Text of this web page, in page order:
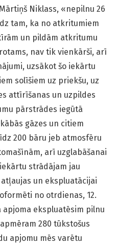
Niklass, «nepilnu 26
tam, ka no atkritumiem
un pildām atkritumu
nav tik vienkārši, arī
uzsākot šo iekārtu
solīšiem uz priekšu, uz
attīrīšanas un uzpildes
pārstrādes iegūtā
gāzes un citiem
200 bāru jeb atmosfēru
arī uzglabāšanai
strādājam jau
un ekspluatācijai
no otrdienas, 12.
apjoma ekspluatēsim pilnu
280 tūkstošus
apjomu mēs varētu